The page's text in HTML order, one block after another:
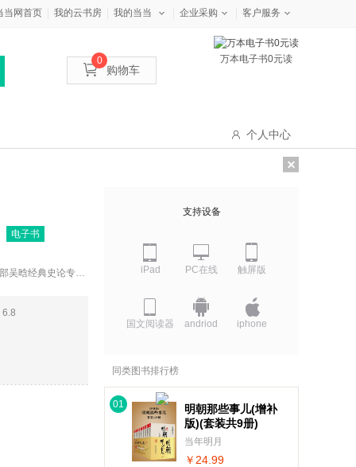
当网首页 我的云书房 我的当当 企业采购 客户服务
万本电子书0元读
购物车
0
个人中心
电子书
吴晗经典史论专
的人肉窃听器，
6.8
支持设备
iPad PC在线 触屏版
国文阅读器 andriod iphone
同类图书排行榜
01
明朝那些事儿(增补
版)(套装共9册)
当年明月
￥24.99